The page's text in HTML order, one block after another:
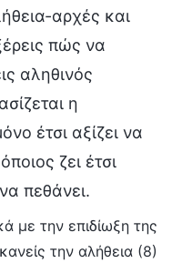
αρχές και
πώς να
αληθινός
η
έτσι αξίζει να
ζει έτσι
πεθάνει.
με την επιδίωξη της
την αλήθεια (8)